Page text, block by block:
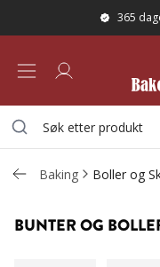
365
Baking Boller og
BUNTER OG